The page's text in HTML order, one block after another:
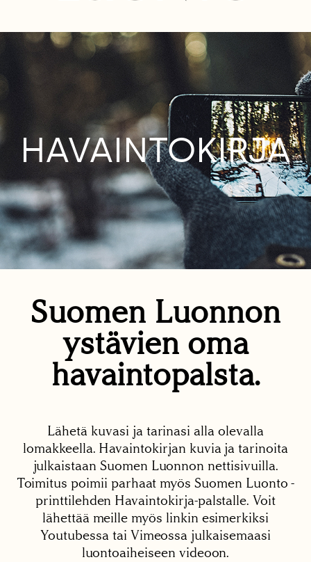
HAVAINTOKIRJA
Suomen Luonnon
ystävien oma
havaintopalsta.
Lähetä kuvasi ja tarinasi alla olevalla
lomakkeella. Havaintokirjan kuvia ja tarinoita
julkaistaan Suomen Luonnon nettisivuilla.
Toimitus poimii parhaat myös Suomen Luonto -
printtilehden Havaintokirja-palstalle. Voit
lähettää meille myös linkin esimerkiksi
Youtubessa tai Vimeossa julkaisemaasi
luontoaiheiseen videoon.